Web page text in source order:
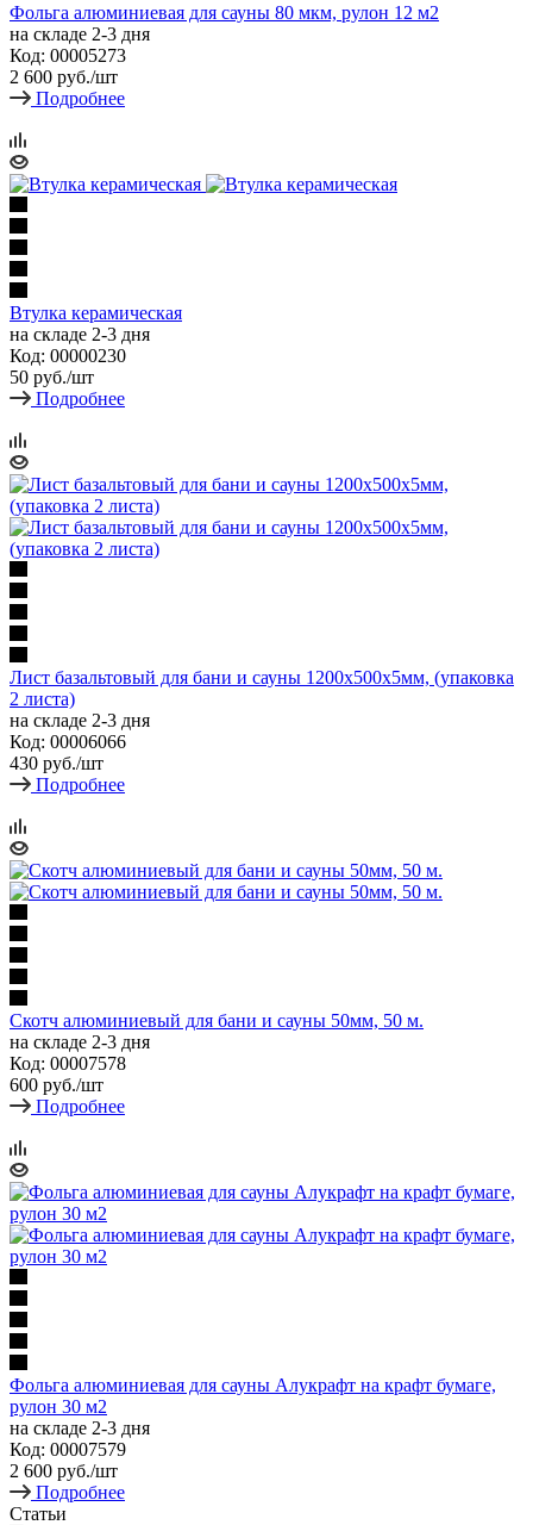
Фольга алюминиевая для сауны 80 мкм, рулон 12 м2
на складе 2-3 дня
Код: 00005273
2 600 руб./шт
Подробнее
Втулка керамическая
на складе 2-3 дня
Код: 00000230
50 руб./шт
Подробнее
Лист базальтовый для бани и сауны 1200х500х5мм, (упаковка
2 листа)
на складе 2-3 дня
Код: 00006066
430 руб./шт
Подробнее
Скотч алюминиевый для бани и сауны 50мм, 50 м.
на складе 2-3 дня
Код: 00007578
600 руб./шт
Подробнее
Фольга алюминиевая для сауны Алукрафт на крафт бумаге,
рулон 30 м2
на складе 2-3 дня
Код: 00007579
2 600 руб./шт
Подробнее
Статьи